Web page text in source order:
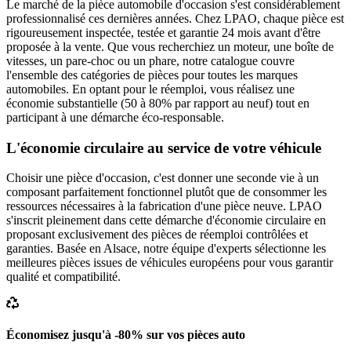
Le marché de la pièce automobile d'occasion s'est considérablement
professionnalisé ces dernières années. Chez LPAO, chaque pièce est
rigoureusement inspectée, testée et garantie 24 mois avant d'être
proposée à la vente. Que vous recherchiez un moteur, une boîte de
vitesses, un pare-choc ou un phare, notre catalogue couvre
l'ensemble des catégories de pièces pour toutes les marques
automobiles. En optant pour le réemploi, vous réalisez une
économie substantielle (50 à 80% par rapport au neuf) tout en
participant à une démarche éco-responsable.
L'économie circulaire au service de votre véhicule
Choisir une pièce d'occasion, c'est donner une seconde vie à un
composant parfaitement fonctionnel plutôt que de consommer les
ressources nécessaires à la fabrication d'une pièce neuve. LPAO
s'inscrit pleinement dans cette démarche d'économie circulaire en
proposant exclusivement des pièces de réemploi contrôlées et
garanties. Basée en Alsace, notre équipe d'experts sélectionne les
meilleures pièces issues de véhicules européens pour vous garantir
qualité et compatibilité.
Économisez jusqu'à -80% sur vos pièces auto